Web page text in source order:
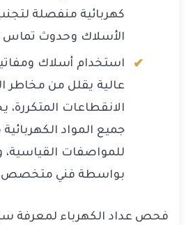
كهربائية منفصلة
الأسلاك وحدوث تماس
استخدام أسلاك
عالية يقلل من مخاطر
الانقطاعات المتكررة،
جميع المواد
للمواصفات القياسية،
بواسطة فني
فحص عداد الكهرباء لمعرفة